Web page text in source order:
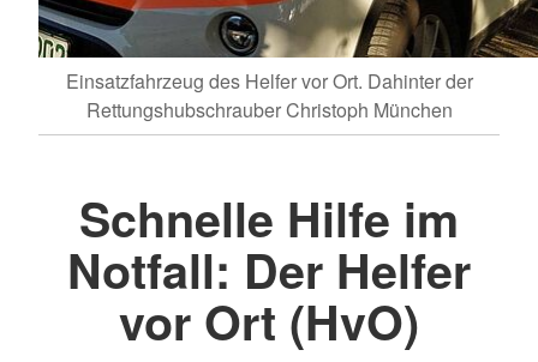
Einsatzfahrzeug des Helfer vor Ort. Dahinter der
Rettungshubschrauber Christoph München
Schnelle Hilfe im
Notfall: Der Helfer
vor Ort (HvO)